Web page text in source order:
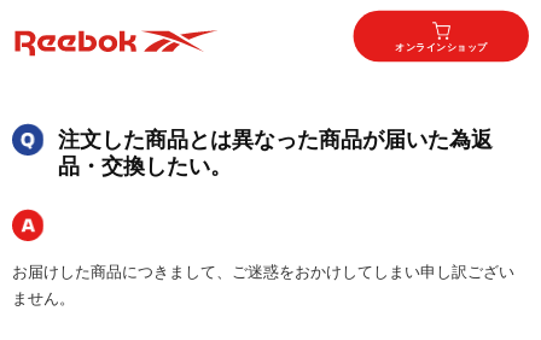
オンラインショップ
注文した商品とは異なった商品が届いた為返
品・交換したい。
お届けした商品につきまして、ご迷惑をおかけしてしまい申し訳ござい
ません。